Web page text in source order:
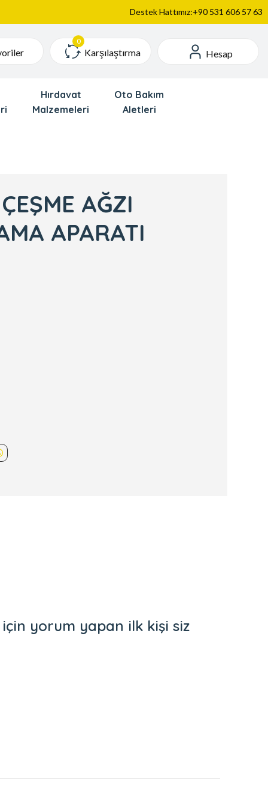
Destek Hattımız:+90 531 606 57 63
Karşılaştırma Hesap
Hırdavat
Malzemeleri
Oto Bakım
Aletleri
AĞZI
APARATI
için yorum yapan ilk kişi siz